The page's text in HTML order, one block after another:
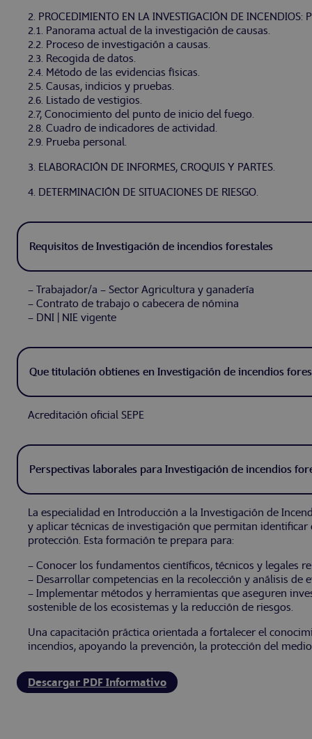
2. PROCEDIMIENTO EN LA INVESTIGACIÓN DE INCENDIOS:
2.1. Panorama actual de la investigación de causas.
2.2. Proceso de investigación a causas.
2.3. Recogida de datos.
2.4. Método de las evidencias fìsicas.
2.5. Causas, indicios y pruebas.
2.6. Listado de vestigios.
2.7, Conocimiento del punto de inicio del fuego.
2.8. Cuadro de indicadores de actividad.
2.9. Prueba personal.
3. ELABORACIÓN DE INFORMES, CROQUIS Y PARTES.
4. DETERMINACIÓN DE SITUACIONES DE RIESGO.
Requisitos de Investigación de incendios forestales
– Trabajador/a – Sector Agricultura y ganadería
– Contrato de trabajo o cabecera de nómina
– DNI | NIE vigente
Que titulación obtienes en Investigación de incendios
Acreditación oficial SEPE
Perspectivas laborales para Investigación de incendios
La especialidad en Introducción a la Investigación de
y aplicar técnicas de investigación que permitan
protección. Esta formación te prepara para:
– Conocer los fundamentos científicos, técnicos y legales
– Desarrollar competencias en la recolección y análisis de
– Implementar métodos y herramientas que aseguren
sostenible de los ecosistemas y la reducción de riesgos.
Una capacitación práctica orientada a fortalecer el
incendios, apoyando la prevención, la protección del
Descargar PDF Informativo